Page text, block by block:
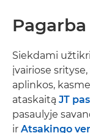
Siekdami
įvairiose
aplinkos,
ataskaitą JT
pasaulyje
ir Atsakingo